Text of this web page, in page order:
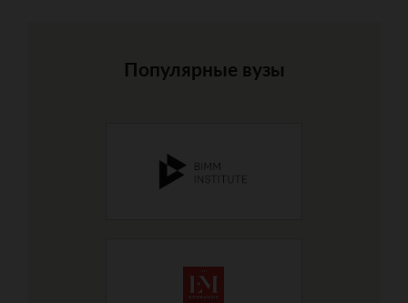
Популярные вузы